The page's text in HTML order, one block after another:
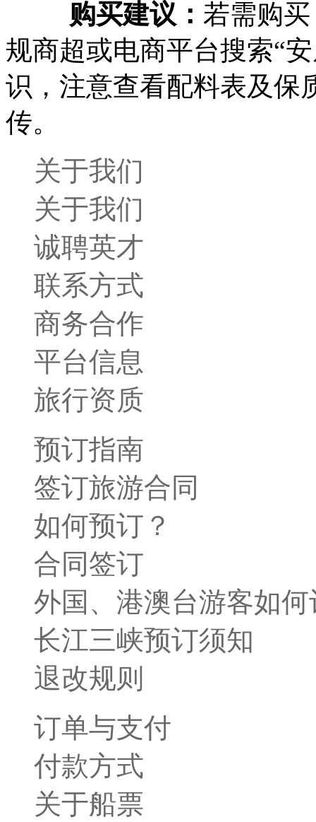
‌购买建议‌： 若需购
规商超或电商平台搜索“
识，注意查看配料表及保
传。
关于我们
关于我们
诚聘英才
联系方式
商务合作
平台信息
旅行资质
预订指南
签订旅游合同
如何预订？
合同签订
外国、港澳台游客如何
长江三峡预订须知
退改规则
订单与支付
付款方式
关于船票